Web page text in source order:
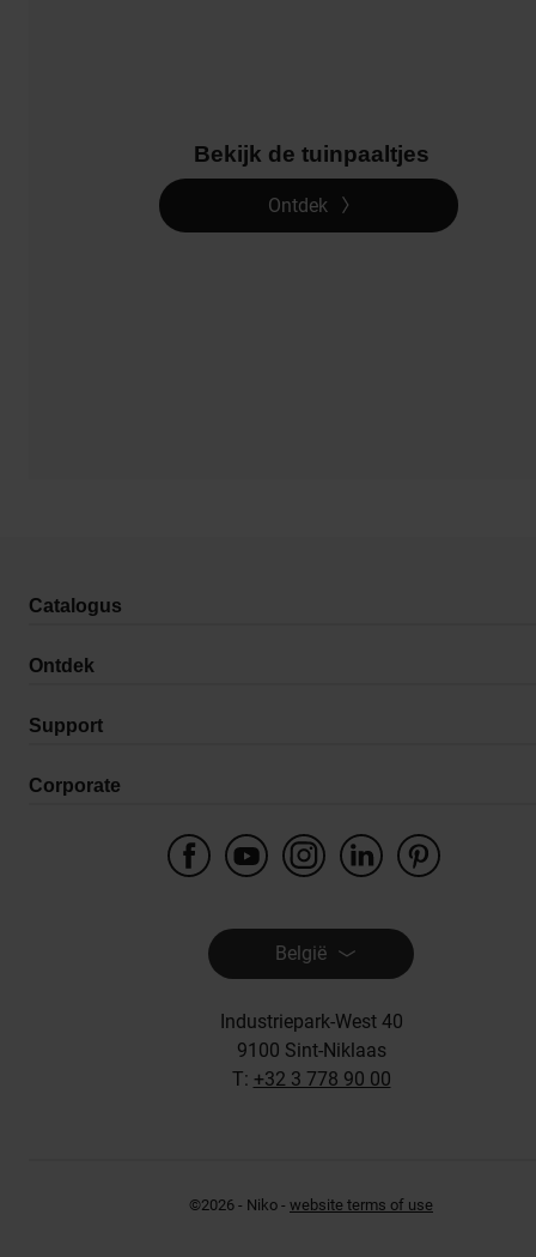
Bekijk de tuinpaaltjes
Ontdek
Catalogus
Ontdek
Support
Corporate
België
Industriepark-West 40
9100 Sint-Niklaas
T: +32 3 778 90 00
©2026 - Niko - website terms of use